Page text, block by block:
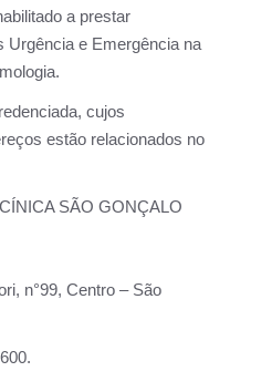
a prestar
Urgência e Emergência na
cujos
estão relacionados no
SÃO GONÇALO
n°99, Centro – São